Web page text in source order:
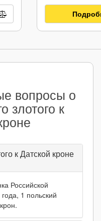
вопросы о
злотого к
к Датской кроне
Российской
1 польский